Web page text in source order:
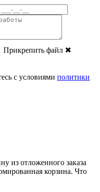
Прикрепить файл ✖
с условиями политики
из отложенного заказа
корзина. Что